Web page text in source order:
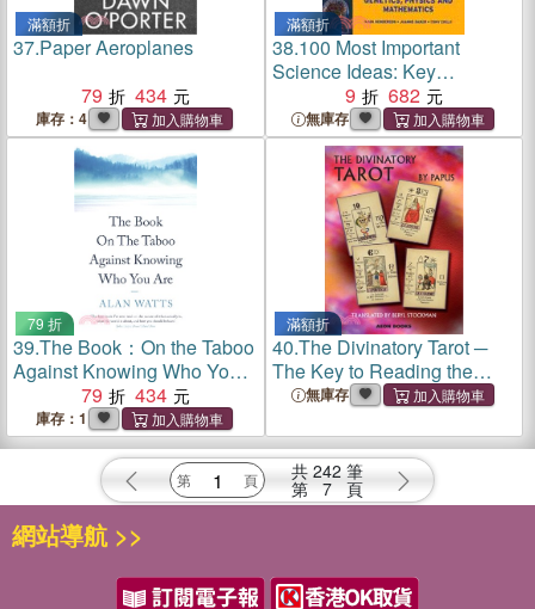
滿額折
37.Paper Aeroplanes
79
434
庫存：4
滿額折
38.100 Most Important
Science Ideas: Key
Concepts from Genetics,
Physics and Mathematics
9 682
無庫存
79 折
39.The Book：On the Taboo
Against Knowing Who You
79 434
庫存：1
滿額折
40.The Divinatory Tarot ─
The Key to Reading the
Cards and the Fates
無庫存
共 242 筆
第 7 頁
網站導航 >>